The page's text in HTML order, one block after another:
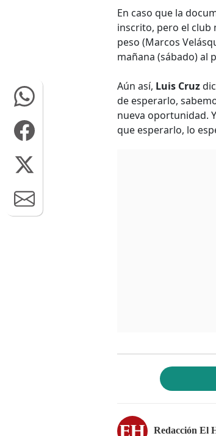
En caso que la
inscrito, pero el
peso (Marcos
mañana (sábado) al
Aún así, Luis Cruz
de esperarlo,
nueva oportunidad.
que esperarlo, lo
Redacción El